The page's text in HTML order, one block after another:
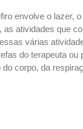
envolve o lazer,
atividades que
várias
do terapeuta ou
corpo, da